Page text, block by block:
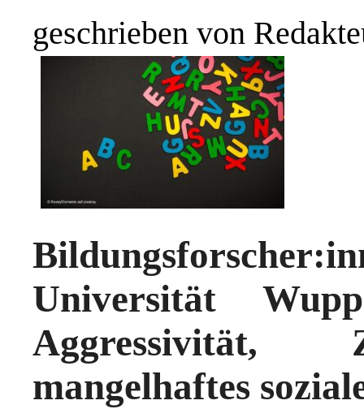
geschrieben von
Universität
Aggressivität,
mangelhaftes